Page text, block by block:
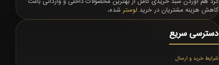
کاهش هزینه مشتریان در خرید لوستر شده،
دسترسی سریع
شرایط خرید و ارسال